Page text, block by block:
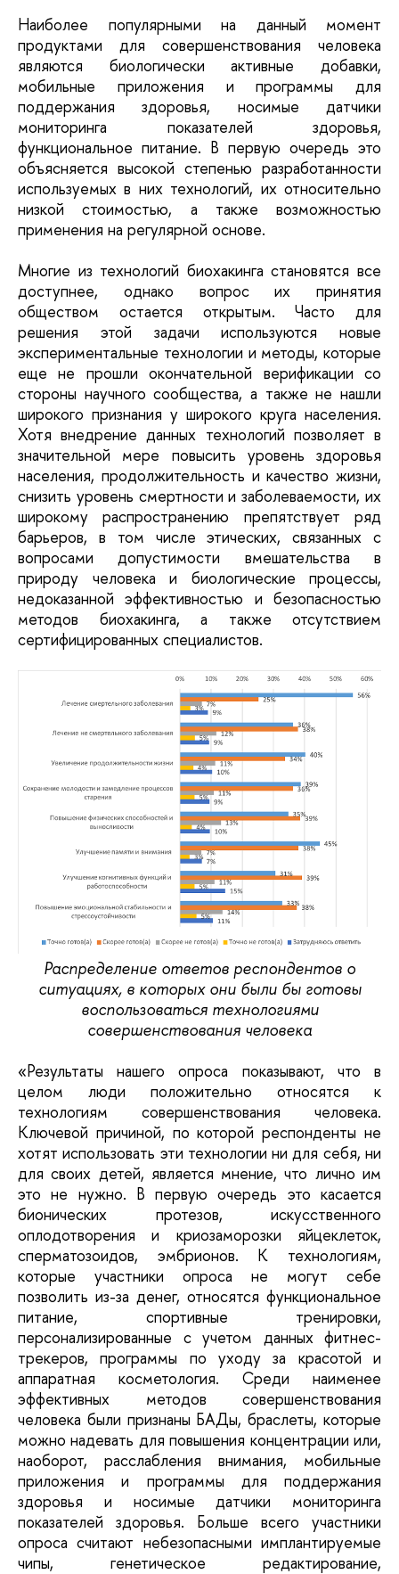
Наиболее популярными на данный момент
продуктами для совершенствования человека
являются биологически активные добавки,
мобильные приложения и программы для
поддержания здоровья, носимые датчики
мониторинга показателей здоровья,
функциональное питание. В первую очередь это
объясняется высокой степенью разработанности
используемых в них технологий, их относительно
низкой стоимостью, а также возможностью
применения на регулярной основе.
Многие из технологий биохакинга становятся все
доступнее, однако вопрос их принятия
обществом остается открытым. Часто для
решения этой задачи используются новые
экспериментальные технологии и методы, которые
еще не прошли окончательной верификации со
стороны научного сообщества, а также не нашли
широкого признания у широкого круга населения.
Хотя внедрение данных технологий позволяет в
значительной мере повысить уровень здоровья
населения, продолжительность и качество жизни,
снизить уровень смертности и заболеваемости, их
широкому распространению препятствует ряд
барьеров, в том числе этических, связанных с
вопросами допустимости вмешательства в
природу человека и биологические процессы,
недоказанной эффективностью и безопасностью
методов биохакинга, а также отсутствием
сертифицированных специалистов.
Распределение ответов респондентов о
ситуациях, в которых они были бы готовы
воспользоваться технологиями
совершенствования человека
«Результаты нашего опроса показывают, что в
целом люди положительно относятся к
технологиям совершенствования человека.
Ключевой причиной, по которой респонденты не
хотят использовать эти технологии ни для себя, ни
для своих детей, является мнение, что лично им
это не нужно. В первую очередь это касается
бионических протезов, искусственного
оплодотворения и криозаморозки яйцеклеток,
сперматозоидов, эмбрионов. К технологиям,
которые участники опроса не могут себе
позволить из-за денег, относятся функциональное
питание, спортивные тренировки,
персонализированные с учетом данных фитнес-
трекеров, программы по уходу за красотой и
аппаратная косметология. Среди наименее
эффективных методов совершенствования
человека были признаны БАДы, браслеты, которые
можно надевать для повышения концентрации или,
наоборот, расслабления внимания, мобильные
приложения и программы для поддержания
здоровья и носимые датчики мониторинга
показателей здоровья. Больше всего участники
опроса считают небезопасными имплантируемые
чипы, генетическое редактирование,